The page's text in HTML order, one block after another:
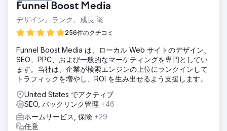
Funnel Boost Media
デザイン。ランク。成長 🚀
256件のクチコミ
Funnel Boost Media は、ローカル Web サイトのデザイン、
SEO、PPC、および一般的なマーケティングを専門としてい
ます。当社は、企業が検索エンジンの上位にランクインして
トラフィックを増やし、ROI を生み出せるよう支援します。
United States でアクティブ
SEO, バックリンク管理 +46
ホームサービス, 保険 +29
任意